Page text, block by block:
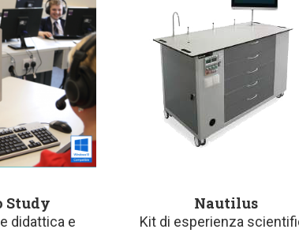
Study
didattica e
Nautilus
Kit di esperienza